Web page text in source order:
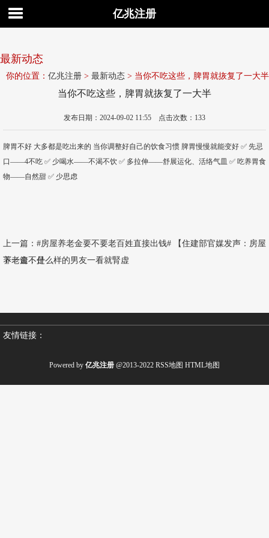
亿兆注册
最新动态
你的位置： 亿兆注册 > 最新动态 > 当你不吃这些，脾胃就拻复了一大半
当你不吃这些，脾胃就拻复了一大半
发布日期：2024-09-02 11:55 点击次数：133
脾胃不好 大多都是吃出来的 当你调整好自己的饮食习惯 脾胃慢慢就能变好 ✅ 先忌
口——4不吃 ✅ 少喝水——不渴不饮 ✅ 多拉伸——舒展运化、活络气皿 ✅ 吃养胃食
物——自然甜 ✅ 少思虑
上一篇： #房屋养老金要不要老百姓直接出钱# 【住建部官媒发声：房屋
养老金不是
下一篇：什么样的男友一看就腎虚
友情链接：
Powered by 亿兆注册 @2013-2022 RSS地图 HTML地图